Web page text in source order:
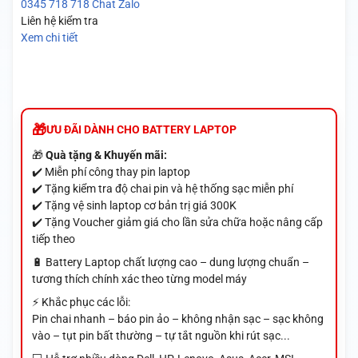
0345 718 718 Chat Zalo
Liên hệ kiểm tra
Xem chi tiết
ƯU ĐÃI DÀNH CHO BATTERY LAPTOP
🎁Quà tặng & Khuyến mãi:
✔️ Miễn phí công thay pin laptop
✔️ Tặng kiểm tra độ chai pin và hệ thống sạc miễn phí
✔️ Tặng vệ sinh laptop cơ bản trị giá 300K
✔️ Tặng Voucher giảm giá cho lần sửa chữa hoặc nâng cấp
tiếp theo
🔋 Battery Laptop chất lượng cao – dung lượng chuẩn –
tương thích chính xác theo từng model máy
⚡ Khắc phục các lỗi:
Pin chai nhanh – báo pin ảo – không nhận sạc – sạc không
vào – tụt pin bất thường – tự tắt nguồn khi rút sạc...